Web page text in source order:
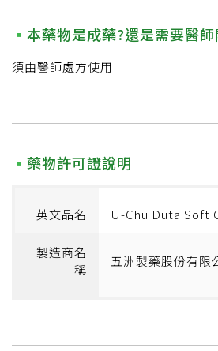
本藥物是成藥?還是需要醫
須由醫師處方使用
藥物許可證說明
英文品名 U-Chu Duta Soft
製造商名
稱
五洲製藥股份有限